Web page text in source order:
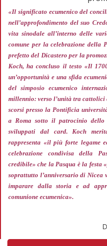
«Il significato ecumenico del
nell’approfondimento del suo
vita sinodale all’interno delle
comune per la celebrazione della
prefetto del Dicastero per la
Koch, ha concluso il testo «Il
un’opportunità e una sfida
del simposio ecumenico
millennio: verso l’unità tra cattolici
scorsi presso la Pontificia
a Roma sotto il patrocinio
sviluppati dal card. Koch
rappresenta «il più forte legame
celebrazione condivisa della
credibile»che la Pasqua è la festa
soprattutto l’anniversario di Nicea
imparare dalla storia e ad
comunione ecumenica».